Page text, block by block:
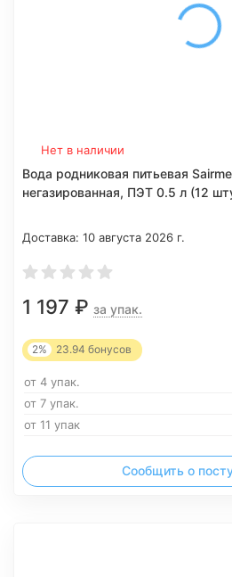
Нет в наличии
Вода родниковая питьевая
негазированная, ПЭТ 0.5 л (12
Доставка: 10 августа 2026 г.
1 197 ₽ за упак.
2% 23.94 бонусов
от 4 упак.
от 7 упак.
от 11 упак
Сообщить о